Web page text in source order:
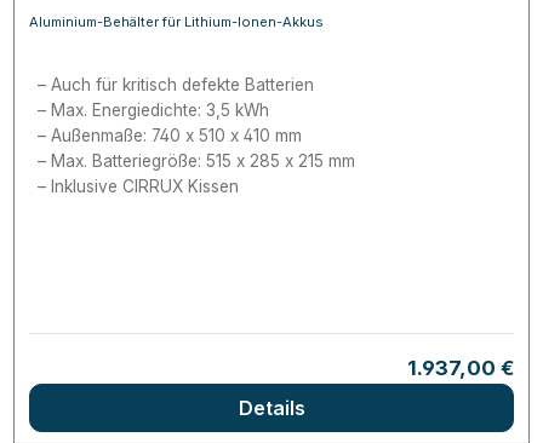
Aluminium-Behälter für Lithium-Ionen-Akkus
Auch für kritisch defekte Batterien
Max. Energiedichte: 3,5 kWh
Außenmaße: 740 x 510 x 410 mm
Max. Batteriegröße: 515 x 285 x 215 mm
Inklusive CIRRUX Kissen
Regulärer
1.937,00 €
Details